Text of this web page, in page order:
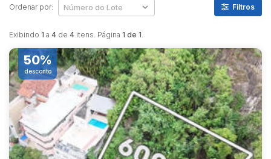
Exibindo 1 a 4 de 4 itens. Página 1 de 1.
Ordenar por: Filtros
50%
desconto